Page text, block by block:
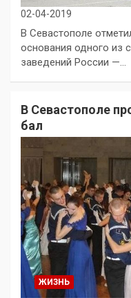
02-04-2019
В Севастополе
основания одного из
заведений России —…
В Севастополе
бал
ЖИЗНЬ